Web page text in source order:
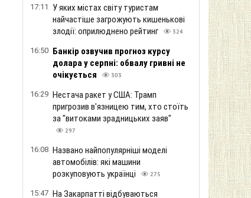
17:11
У яких містах світу туристам
найчастіше загрожують кишенькові
злодії: оприлюднено рейтинг
324
16:50 Банкір озвучив прогноз курсу
долара у серпні: обвалу гривні не
очікується
303
16:29 Нестача ракет у США: Трамп
пригрозив в'язницею тим, хто стоїть
за "витоками зрадницьких заяв"
297
16:08 Названо найпопулярніші моделі
автомобілів: які машини
розкуповують українці
275
15:47 На Закарпатті відбуваються